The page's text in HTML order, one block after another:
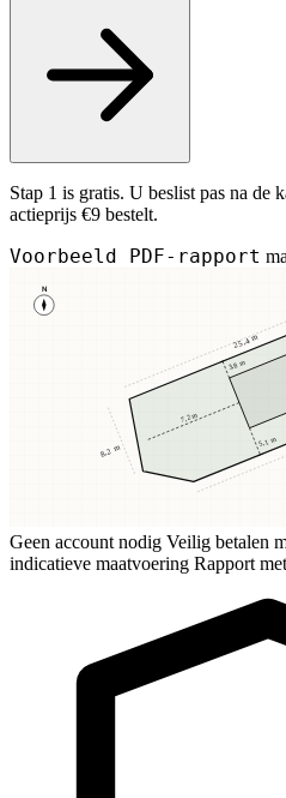
Stap 1 is gratis. U beslist pas na de
actieprijs €9 bestelt.
Voorbeeld PDF-rapport
N
3,8 m
5,1 m
7,2 m
25,4 m
8,2 m
Geen account nodig Veilig betalen
indicatieve maatvoering Rapport